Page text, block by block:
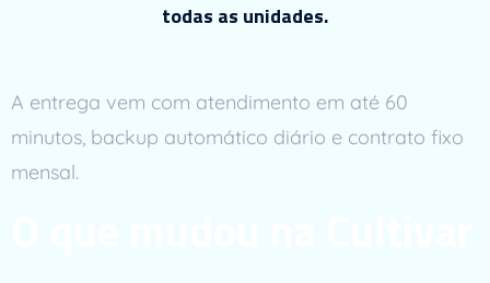
todas as unidades.
A entrega vem com atendimento em até 60
minutos, backup automático diário e contrato fixo
mensal.